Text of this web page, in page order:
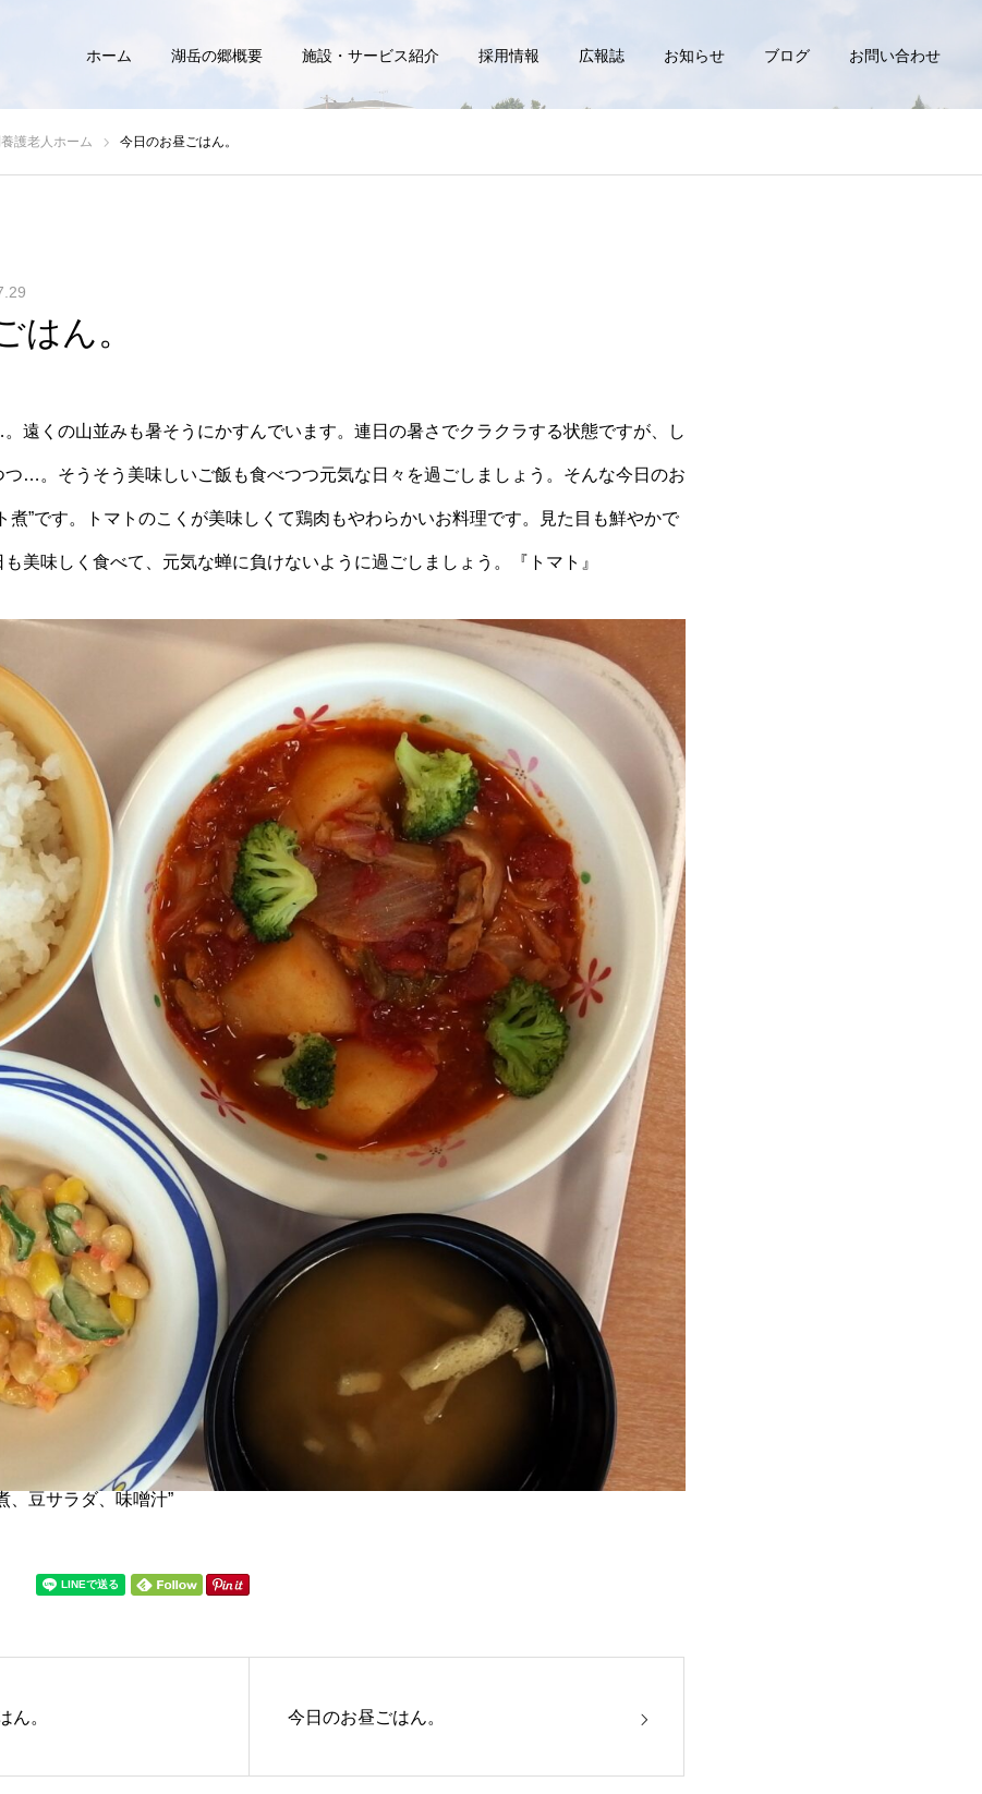
ホーム 湖岳の郷概要 施設・サービス紹介 採用情報 広報誌 お知らせ ブログ お問い合わせ
護老人ホーム 今日のお昼ごはん。
はん。
遠くの山並みも暑そうにかすんでいます。連日の暑さでクラクラする状態ですが、し
つ…。そうそう美味しいご飯も食べつつ元気な日々を過ごしましょう。そんな今日のお
煮”です。トマトのこくが美味しくて鶏肉もやわらかいお料理です。見た目も鮮やかで
美味しく食べて、元気な蝉に負けないように過ごしましょう。『トマト』
、豆サラダ、味噌汁”
ん。 今日のお昼ごはん。